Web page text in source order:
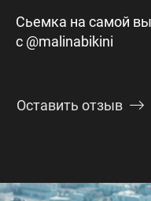
Сьемка на самой
с @malinabikini
Оставить отзыв